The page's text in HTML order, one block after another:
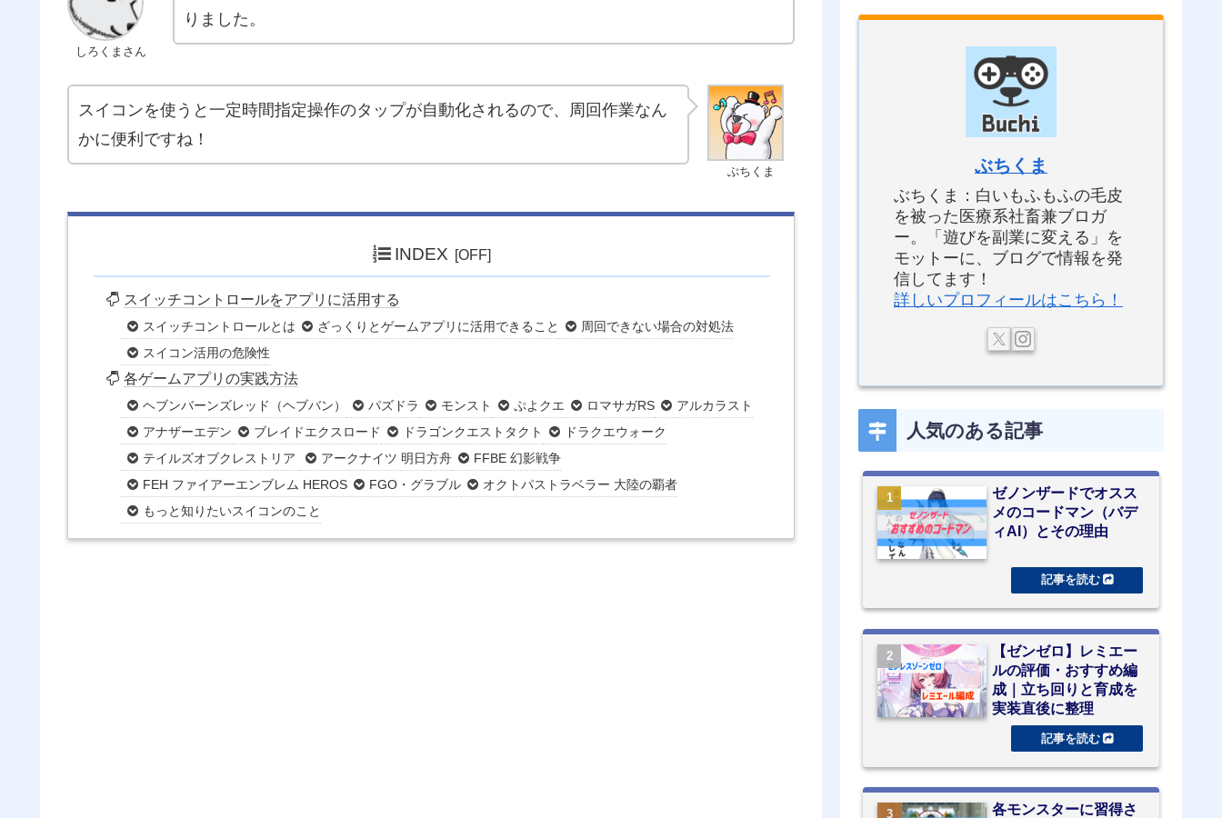
しろくまさん
りました。
ぶちくま
スイコンを使うと一定時間指定操作のタップが自動化されるので、周回作業なん
かに便利ですね！
INDEX
スイッチコントロールをアプリに活用する
スイッチコントロールとは ざっくりとゲームアプリに活用できること
周回できない場合の対処法
スイコン活用の危険性
各ゲームアプリの実践方法
ヘブンバーンズレッド（ヘブバン） パズドラ モンスト ぷよクエ ロマサガRS
アルカラスト
アナザーエデン
ブレイドエクスロード ドラゴンクエストタクト
ドラクエウォーク
テイルズオブクレストリア
アークナイツ 明日方舟
FFBE 幻影戦争
FEH ファイアーエンブレム HEROS
FGO・グラブル
オクトパストラベラー 大陸の覇者
もっと知りたいスイコンのこと
ぶちくま
ぶちくま：白いもふもふの毛皮
を被った医療系社畜兼ブロガ
ー。「遊びを副業に変える」を
モットーに、ブログで情報を発
信してます！
詳しいプロフィールはこちら！
人気のある記事
ゼノンザードでオスス
メのコードマン（バデ
ィAI）とその理由
【ゼンゼロ】レミエー
ルの評価・おすすめ編
成｜立ち回りと育成を
実装直後に整理
各モンスターに習得さ